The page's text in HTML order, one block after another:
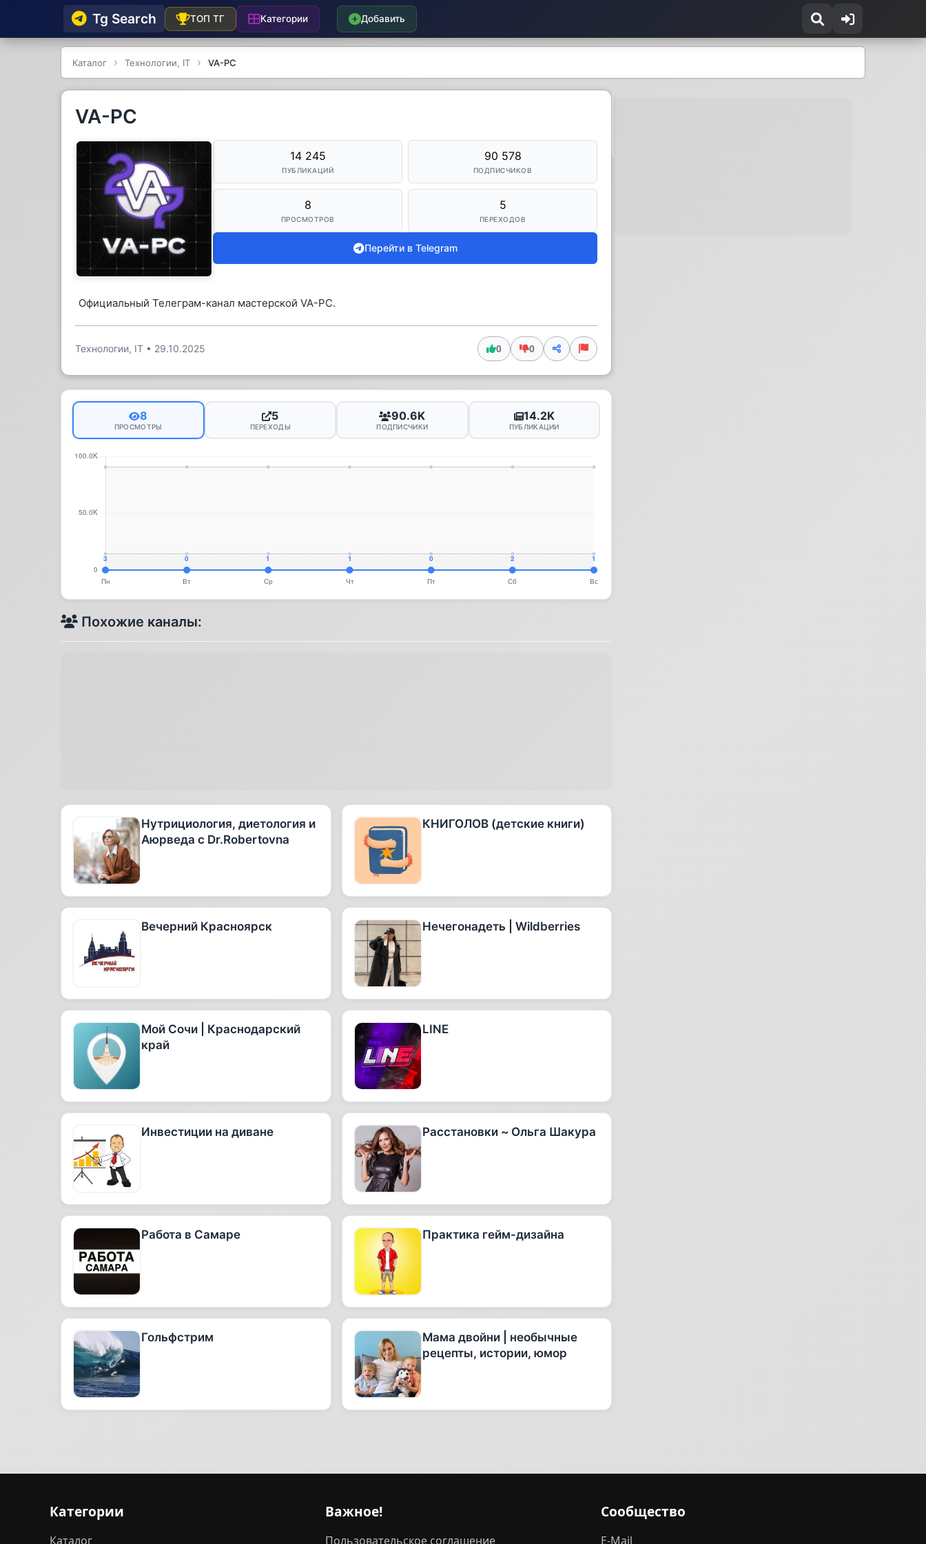
Tg Searсh ТОП ТГ Категории Добавить
Каталог Технологии, IT VA-PC
VA-PC
14 245
ПУБЛИКАЦИЙ
90 578
ПОДПИСЧИКОВ
8
ПРОСМОТРОВ
5
ПЕРЕХОДОВ
Перейти в Telegram
Официальный Телеграм-канал мастерской VA-PC.
Технологии, IT • 29.10.2025 0 0
8
ПРОСМОТРЫ
5
ПЕРЕХОДЫ
90.6K
ПОДПИСЧИКИ
14.2K
ПУБЛИКАЦИИ
Похожие каналы:
Нутрициология, диетология и
Аюрведа с Dr.Robertovna
КНИГОЛОВ (детские книги)
Вечерний Красноярск Нечегонадеть | Wildberries
Мой Сочи | Краснодарский
край
LINE
Инвестиции на диване Расстановки ~ Ольга Шакура
Работа в Самаре Практика гейм-дизайна
Гольфстрим
Мама двойни | необычные
рецепты, истории, юмор
Категории
Каталог
Важное!
Пользовательское соглашение
Сообщество
E-Mail